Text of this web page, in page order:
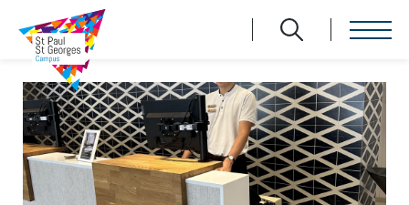
contenu
principal